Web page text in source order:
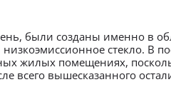
были созданы именно в
стекло. В
жилых помещениях,
вышесказанного